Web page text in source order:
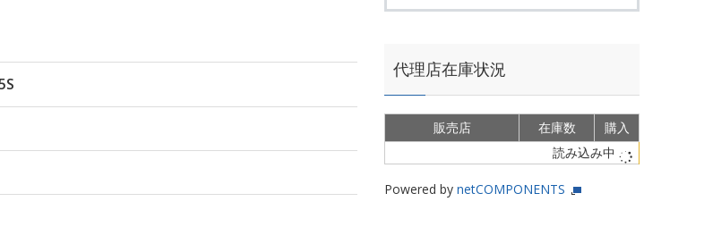
代理店在庫状況
販売店 在庫数
購入
読み込み中
Powered by netCOMPONENTS